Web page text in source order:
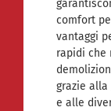
comfort
vantaggi
rapidi che
grazie
e alle